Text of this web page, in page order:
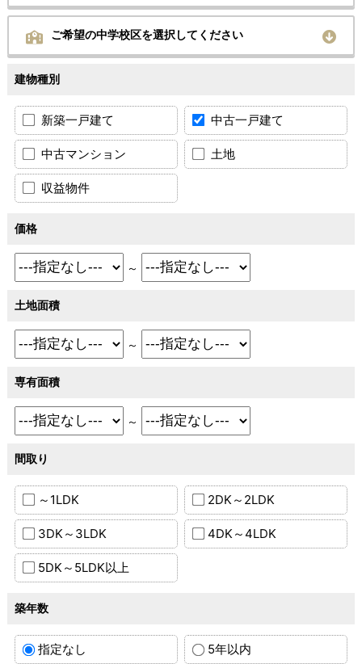
ご希望の中学校区を選択してください
建物種別
新築一戸建て 中古一戸建て
中古マンション 土地
収益物件
価格
～
土地面積
～
専有面積
～
間取り
～1LDK 2DK～2LDK
3DK～3LDK 4DK～4LDK
5DK～5LDK以上
築年数
指定なし 5年以内